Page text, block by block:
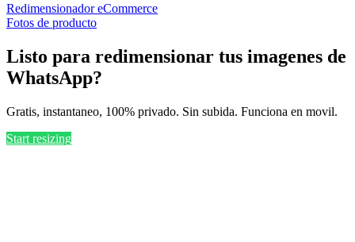
Redimensionador eCommerce
Fotos de producto
Listo para redimensionar tus imagenes de
WhatsApp?
Gratis, instantaneo, 100% privado. Sin subida. Funciona en movil.
Start resizing